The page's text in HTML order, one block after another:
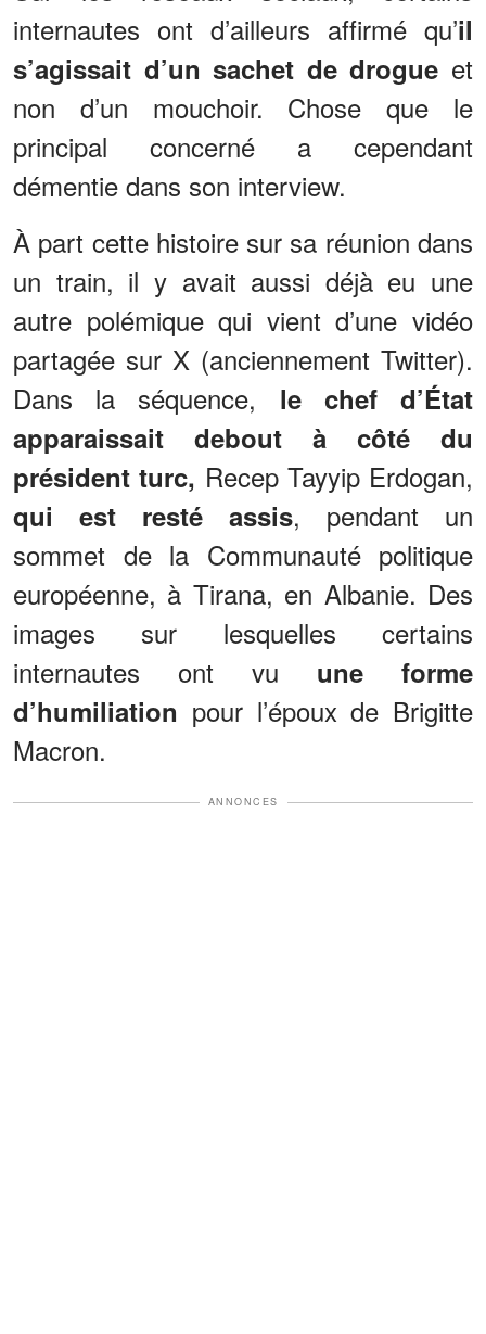
internautes ont d’ailleurs affirmé qu’il
s’agissait d’un sachet de drogue et
non d’un mouchoir. Chose que le
principal concerné a cependant
démentie dans son interview.
À part cette histoire sur sa réunion dans
un train, il y avait aussi déjà eu une
autre polémique qui vient d’une vidéo
partagée sur X (anciennement Twitter).
Dans la séquence, le chef d’État
apparaissait debout à côté du
président turc, Recep Tayyip Erdogan,
qui est resté assis, pendant un
sommet de la Communauté politique
européenne, à Tirana, en Albanie. Des
images sur lesquelles certains
internautes ont vu une forme
d’humiliation pour l’époux de Brigitte
Macron.
ANNONCES